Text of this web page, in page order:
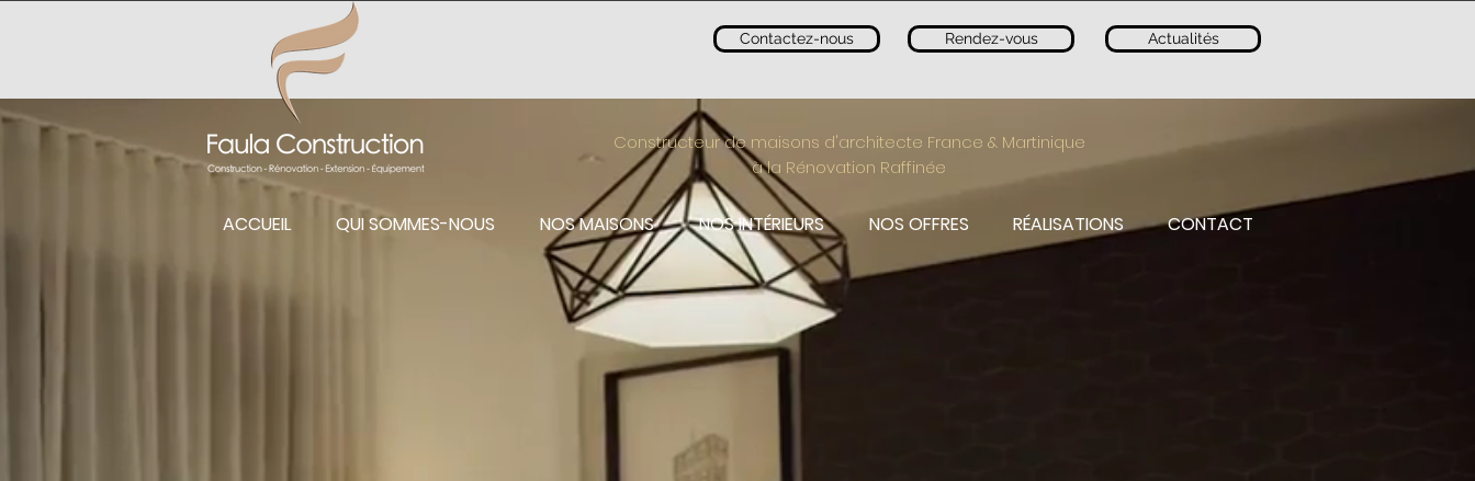
Contactez-nous Rendez-vous Actualités
Constructeur de maisons d'architecte France & Martinique
à la Rénovation Raffinée
ACCUEIL QUI SOMMES-NOUS NOS MAISONS NOS INTÉRIEURS NOS OFFRES RÉALISATIONS CONTACT